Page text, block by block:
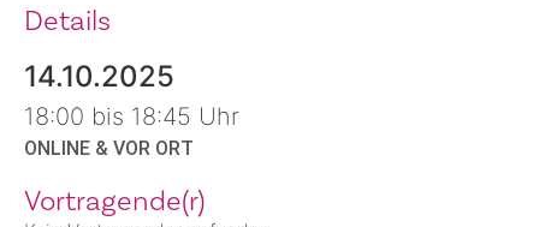
Details
14.10.2025
18:00 bis 18:45 Uhr
ONLINE & VOR ORT
Vortragende(r)